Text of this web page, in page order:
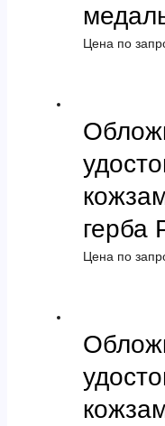
Цена по
герба
Цена по